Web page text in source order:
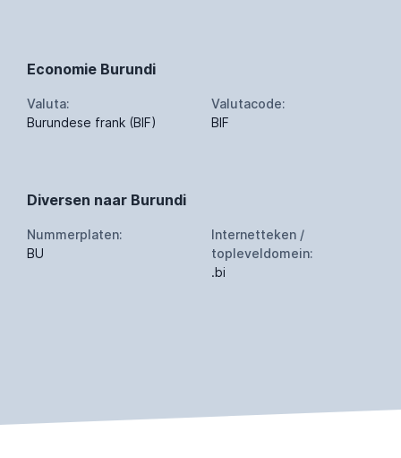
Economie Burundi
Valuta:
Burundese frank (BIF)
Valutacode:
BIF
Diversen naar Burundi
Nummerplaten:
BU
Internetteken /
topleveldomein:
.bi